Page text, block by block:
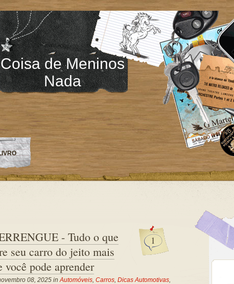
Coisa de Meninos
Nada
1
- Tudo o que
seu carro do jeito mais
pode aprender
08, 2025 inAutomóveis, Carros, Dicas Automotivas,